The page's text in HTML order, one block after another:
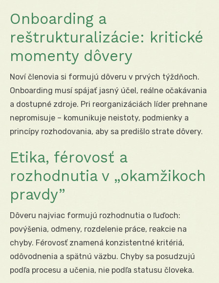
Onboarding a
reštrukturalizácie: kritické
momenty dôvery
Noví členovia si formujú dôveru v prvých týždňoch.
Onboarding musí spájať jasný účel, reálne očakávania
a dostupné zdroje. Pri reorganizáciách líder prehnane
nepromisuje – komunikuje neistoty, podmienky a
princípy rozhodovania, aby sa predišlo strate dôvery.
Etika, férovosť a
rozhodnutia v „okamžikoch
pravdy”
Dôveru najviac formujú rozhodnutia o ľuďoch:
povýšenia, odmeny, rozdelenie práce, reakcie na
chyby. Férovosť znamená konzistentné kritériá,
odôvodnenia a spätnú väzbu. Chyby sa posudzujú
podľa procesu a učenia, nie podľa statusu človeka.